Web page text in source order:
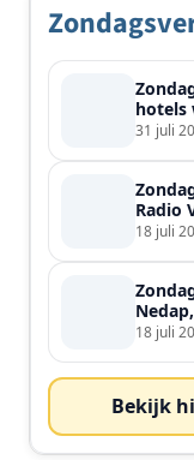
hotels
31 juli
Radio
de
18 juli
18 juli
Bekijk